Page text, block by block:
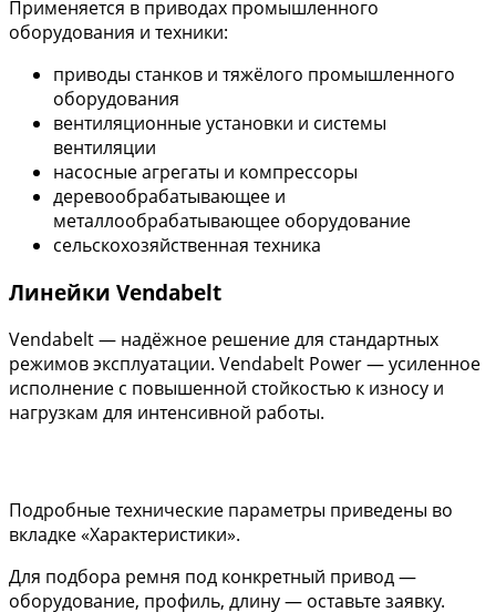
Применяется в приводах промышленного
оборудования и техники:
приводы станков и тяжёлого промышленного
оборудования
вентиляционные установки и системы
вентиляции
насосные агрегаты и компрессоры
деревообрабатывающее и
металлообрабатывающее оборудование
сельскохозяйственная техника
Линейки Vendabelt
Vendabelt — надёжное решение для стандартных
режимов эксплуатации. Vendabelt Power — усиленное
исполнение с повышенной стойкостью к износу и
нагрузкам для интенсивной работы.
Подробные технические параметры приведены во
вкладке «Характеристики».
Для подбора ремня под конкретный привод —
оборудование, профиль, длину — оставьте заявку.